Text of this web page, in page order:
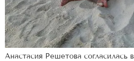
Анастасия Решетова согласилась